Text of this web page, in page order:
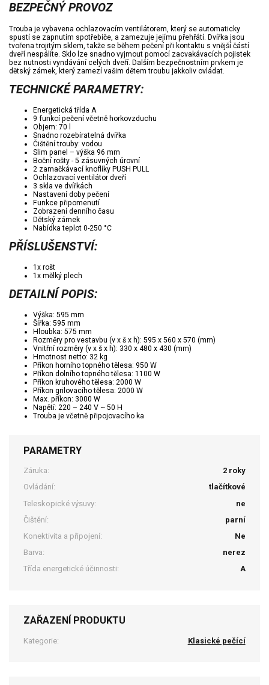
BEZPEČNÝ PROVOZ
Trouba je vybavena ochlazovacím ventilátorem, který se automaticky
spustí se zapnutím spotřebiče, a zamezuje jejímu přehřátí. Dvířka jsou
tvořena trojitým sklem, takže se během pečení při kontaktu s vnější částí
dveří nespálíte. Sklo lze snadno vyjmout pomocí zacvakávacích pojistek
bez nutnosti vyndávání celých dveří. Dalším bezpečnostním prvkem je
dětský zámek, který zamezí vašim dětem troubu jakkoliv ovládat.
TECHNICKÉ PARAMETRY:
Energetická třída A
9 funkcí pečení včetně horkovzduchu
Objem: 70 l
Snadno rozebíratelná dvířka
Čištění trouby: vodou
Slim panel – výška 96 mm
Boční rošty - 5 zásuvných úrovní
2 zamačkávací knoflíky PUSH PULL
Ochlazovací ventilátor dveří
3 skla ve dvířkách
Nastavení doby pečení
Funkce připomenutí
Zobrazení denního času
Dětský zámek
Nabídka teplot 0-250 °C
PŘÍSLUŠENSTVÍ:
1x rošt
1x mělký plech
DETAILNÍ POPIS:
Výška: 595 mm
Šířka: 595 mm
Hloubka: 575 mm
Rozměry pro vestavbu (v x š x h): 595 x 560 x 570 (mm)
Vnitřní rozměry (v x š x h): 330 x 480 x 430 (mm)
Hmotnost netto: 32 kg
Příkon horního topného tělesa: 950 W
Příkon dolního topného tělesa: 1100 W
Příkon kruhového tělesa: 2000 W
Příkon grilovacího tělesa: 2000 W
Max. příkon: 3000 W
Napětí: 220 – 240 V ~ 50 H
Trouba je včetně připojovacího ka
PARAMETRY
Záruka:
2 roky
Ovládání:
tlačítkové
Teleskopické výsuvy:
ne
Čištění:
parní
Konektivita a připojení:
Ne
Barva:
nerez
Třída energetické účinnosti:
A
ZAŘAZENÍ PRODUKTU
Kategorie: Klasické pečící